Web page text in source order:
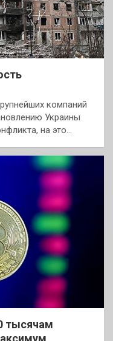
компаний
Украины
на это…
тысячам